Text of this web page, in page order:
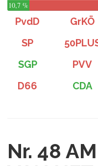
10,7 %
PvdD GrKÖ
SP
SGP
PVV
D66
CDA
Nr. 48